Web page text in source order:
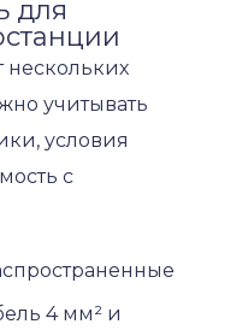
для
нескольких
учитывать
условия
с
4 мм² и